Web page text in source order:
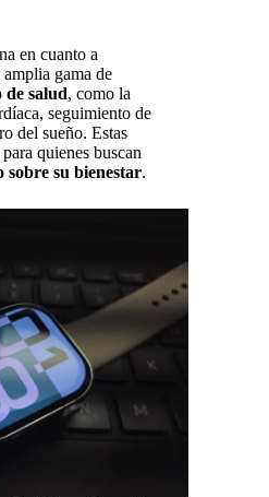
en cuanto a
gama de
de salud, como la
seguimiento de
del sueño. Estas
quienes buscan
sobre su bienestar.